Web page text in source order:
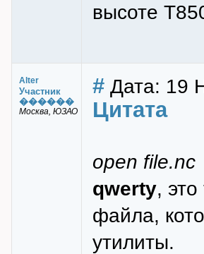
высоте
Alter
Участник
������
Москва, ЮЗАО
# Дата: 19
Цитата
open file.nc
qwerty,
файла,
утилиты.